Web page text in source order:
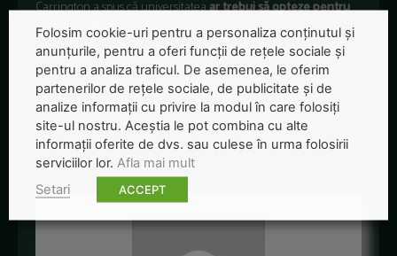
Carrington a spus că universitateaar trebui să opteze pentru
carne de vită și de miel produse local.
O proprietară de fermă de vită și de miel a spus: „Aceasta este o
viziune îngustă care le respinge elevilor dreptul de a lua a opta.
Noi facilităm practica pentru studenții la Medicina Veterinară ai
Universității. Apare întrebarea unde vor câștiga studenții
experiență dacă creșterea animalelor în mod sustenabil nu este
încurajată în zonă?”.
Folosim cookie-uri pentru a personaliza conținutul și
anunțurile, pentru a oferi funcții de rețele sociale și
pentru a analiza traficul. De asemenea, le oferim
partenerilor de rețele sociale, de publicitate și de
analize informații cu privire la modul în care folosiți
site-ul nostru. Aceștia le pot combina cu alte
informații oferite de dvs. sau culese în urma folosirii
serviciilor lor. Afla mai mult
Setari
ACCEPT